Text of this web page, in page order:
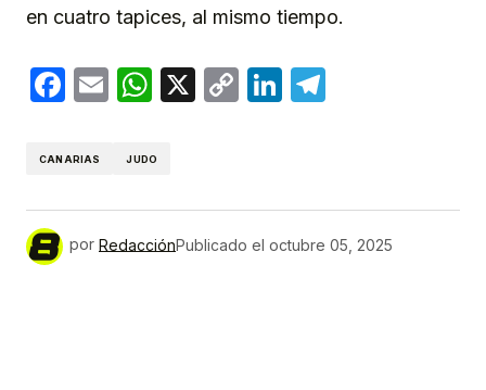
en cuatro tapices, al mismo tiempo.
Facebook
EmailWhatsApp
X
CopyLinkedIn
CANARIAS JUDO
por RedacciónPublicado el octubre 05, 2025